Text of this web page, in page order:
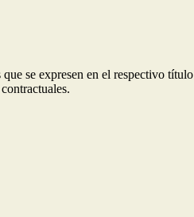
se expresen en el respectivo